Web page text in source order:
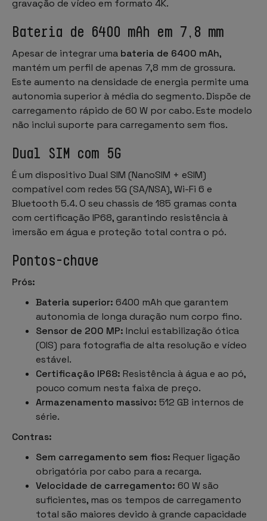
gravação de vídeo em formato 4K.
Bateria de 6400 mAh em 7,8 mm
Apesar de integrar uma bateria de 6400 mAh,
mantém um perfil de apenas 7,8 mm de grossura.
Este aumento na densidade de energia permite uma
autonomia superior à média do segmento. Dispõe de
carregamento rápido de 60 W por cabo. Este modelo
não inclui suporte para carregamento sem fios.
Dual SIM com 5G
É um dispositivo Dual SIM (NanoSIM + eSIM)
compatível com redes 5G (SA/NSA), Wi-Fi 6 e
Bluetooth 5.4. O seu chassis de 185 gramas conta
com certificação IP68, garantindo resistência à
imersão em água e proteção total contra o pó.
Pontos-chave
Prós:
Bateria superior: 6400 mAh que garantem
autonomia de longa duração num corpo fino.
Sensor de 200 MP: Inclui estabilização ótica
(OIS) para fotografia de alta resolução e vídeo
estável.
Certificação IP68: Resistência à água e ao pó,
pouco comum nesta faixa de preço.
Armazenamento massivo: 512 GB internos de
série.
Contras:
Sem carregamento sem fios: Requer ligação
obrigatória por cabo para a recarga.
Velocidade de carregamento: 60 W são
suficientes, mas os tempos de carregamento
total são maiores devido à grande capacidade